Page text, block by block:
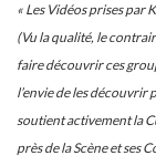
« Les Vidéos prises par
(Vu la qualité, le
faire découvrir ces
l’envie de les
soutient activement la
près de la Scène et ses